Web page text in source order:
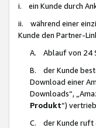
i. ein Kunde durch
ii. während einer
Kunde den Partner-
A. Ablauf von 24
B. der Kunde
Download einer
Downloads“,
Produkt“)
C. der Kunde ruft